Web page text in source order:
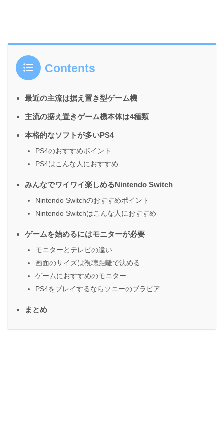
Contents
最近の主流は据え置き型ゲーム機
主流の据え置きゲーム機本体は4種類
本格的なソフトが多いPS4
PS4のおすすめポイント
PS4はこんな人におすすめ
みんなでワイワイ楽しめるNintendo Switch
Nintendo Switchのおすすめポイント
Nintendo Switchはこんな人におすすめ
ゲームを始めるにはモニターが必要
モニターとテレビの違い
画面のサイズは視聴距離で決める
ゲームにおすすめのモニター
PS4をプレイするならソニーのブラビア
まとめ